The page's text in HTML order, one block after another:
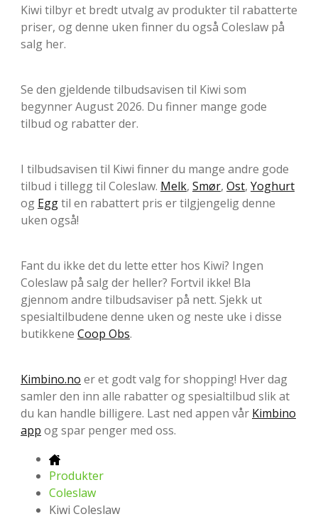
Kiwi tilbyr et bredt utvalg av produkter til rabatterte
priser, og denne uken finner du også Coleslaw på
salg her.
Se den gjeldende tilbudsavisen til Kiwi som
begynner August 2026. Du finner mange gode
tilbud og rabatter der.
I tilbudsavisen til Kiwi finner du mange andre gode
tilbud i tillegg til Coleslaw. Melk, Smør, Ost, Yoghurt
og Eggtil en rabattert pris er tilgjengelig denne
uken også!
Fant du ikke det du lette etter hos Kiwi? Ingen
Coleslaw på salg der heller? Fortvil ikke! Bla
gjennom andre tilbudsaviser på nett. Sjekk ut
spesialtilbudene denne uken og neste uke i disse
butikkene Coop Obs.
Kimbino.no er et godt valg for shopping! Hver dag
samler den inn alle rabatter og spesialtilbud slik at
du kan handle billigere. Last ned appen vår Kimbino
app og spar penger med oss.
Produkter
Coleslaw
Kiwi Coleslaw